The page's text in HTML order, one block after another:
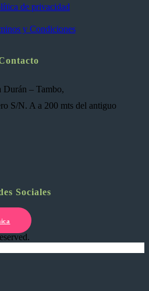
de privacidad
y Condiciones
Durán – Tambo,
S/N. A a 200 mts del antiguo
Sociales